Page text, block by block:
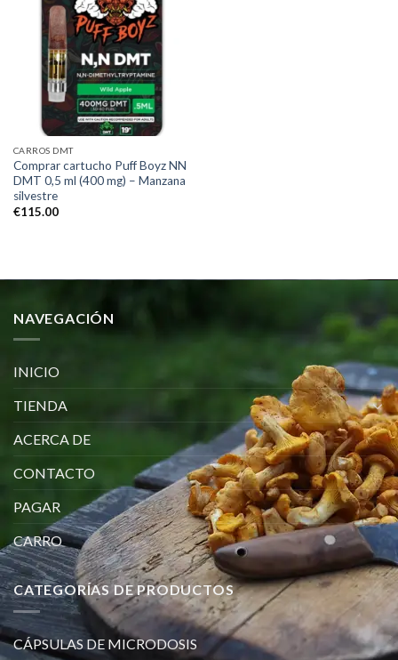
Add to
wishlist
CARROS DMT
Comprar cartucho Puff Boyz NN
DMT 0,5 ml (400 mg) – Manzana
silvestre
€115.00
NAVEGACIÓN
INICIO
TIENDA
ACERCA DE
CONTACTO
PAGAR
CARRO
CATEGORÍAS DE PRODUCTOS
CÁPSULAS DE MICRODOSIS